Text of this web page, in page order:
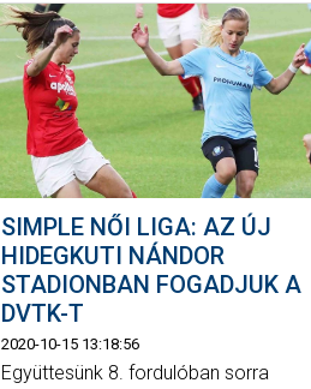
SIMPLE NŐI LIGA: AZ ÚJ
HIDEGKUTI NÁNDOR
STADIONBAN FOGADJUK A
DVTK-T
2020-10-15 13:18:56
Együttesünk 8. fordulóban sorra